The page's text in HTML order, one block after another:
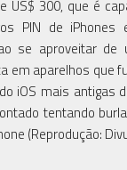
US$ 300, que é
PIN de iPhones
se aproveitar de
em aparelhos que
iOS mais antigas
tentando
(Reprodução: